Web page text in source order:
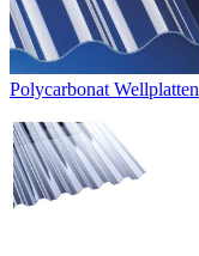
Polycarbonat Wellplatten